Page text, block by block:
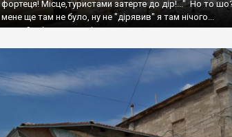
фортеця! Місце,туристами затерте до дір!..." Но то
мене ще там не було, ну не "дірявив" я там нічого...
принаймні до цього літа.